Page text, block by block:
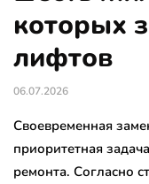
которых
лифтов
06.07.2026
Своевременная
приоритетная
ремонта. Согласно